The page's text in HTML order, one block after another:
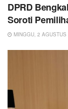
DPRD
Soroti
MINGGU, 2 AGUSTUS